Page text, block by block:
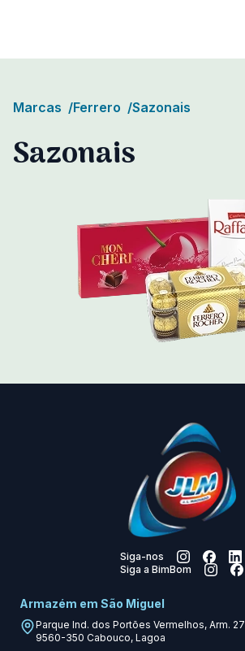
Marcas /Ferrero /Sazonais
Sazonais
Siga-nos
Siga a BimBom
Armazém em São Miguel
Parque Ind. dos Portões Vermelhos, Arm. 27
9560-350 Cabouco, Lagoa